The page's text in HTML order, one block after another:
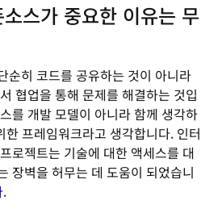
스가 중요한 이유는 무
순히 코드를 공유하는 것이 아니라
협업을 통해 문제를 해결하는 것입
를 개발 모델이 아니라 함께 생각하
프레임워크라고 생각합니다. 인터
로젝트는 기술에 대한 액세스를 대
장벽을 허무는 데 도움이 되었습니
.